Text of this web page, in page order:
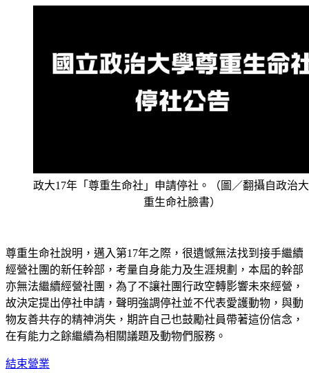
政大17年「尊重生命社」申請停社。（圖／翻攝自政治
重生命社臉書）
尊重生命社說明，邁入第17年之際，很遺憾無法找到接手繼續
經營社團的新任幹部，考量自身能力及生涯規劃，本屆的幹部
亦無法繼續經營社團，為了不讓社團行政空轉影響未來經營，
故決定提出停社申請，聲明強調停社並不代表愛護動物，與動
物友善共存的精神消失，期許自己也鼓勵社員帶著這份信念，
在有能力之餘繼續為相關議題及動物們服務。
結束營業